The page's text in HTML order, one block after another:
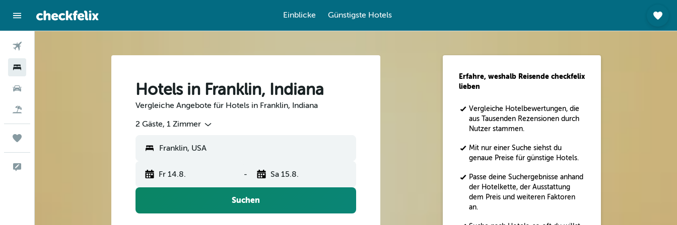
Einblicke Günstigste Hotels
Hotels in Franklin, Indiana
Vergleiche Angebote für Hotels in Franklin, Indiana
2 Gäste, 1 Zimmer
Fr 14.8. - Sa 15.8.
Suchen
Erfahre, weshalb Reisende checkfelix
lieben
Vergleiche Hotelbewertungen, die
aus Tausenden Rezensionen durch
Nutzer stammen.
Mit nur einer Suche siehst du
genaue Preise für günstige Hotels.
Passe deine Suchergebnisse anhand
der Hotelkette, der Ausstattung
dem Preis und weiteren Faktoren
an.